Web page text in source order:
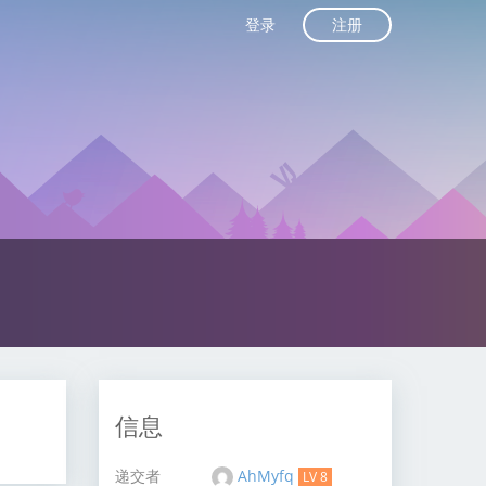
登录 注册
信息
递交者 AhMyfq LV 8